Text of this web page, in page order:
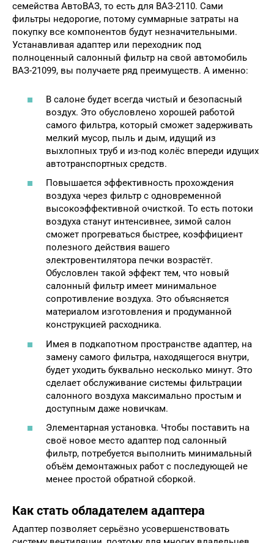
семейства АвтоВАЗ, то есть для ВАЗ-2110. Сами
фильтры недорогие, потому суммарные затраты на
покупку все компонентов будут незначительными.
Устанавливая адаптер или переходник под
полноценный салонный фильтр на свой автомобиль
ВАЗ-21099, вы получаете ряд преимуществ. А именно:
В салоне будет всегда чистый и безопасный
воздух. Это обусловлено хорошей работой
самого фильтра, который сможет задерживать
мелкий мусор, пыль и дым, идущий из
выхлопных труб и из-под колёс впереди идущих
автотранспортных средств.
Повышается эффективность прохождения
воздуха через фильтр с одновременной
высокоэффективной очисткой. То есть потоки
воздуха станут интенсивнее, зимой салон
сможет прогреваться быстрее, коэффициент
полезного действия вашего
электровентилятора печки возрастёт.
Обусловлен такой эффект тем, что новый
салонный фильтр имеет минимальное
сопротивление воздуха. Это объясняется
материалом изготовления и продуманной
конструкцией расходника.
Имея в подкапотном пространстве адаптер, на
замену самого фильтра, находящегося внутри,
будет уходить буквально несколько минут. Это
сделает обслуживание системы фильтрации
салонного воздуха максимально простым и
доступным даже новичкам.
Элементарная установка. Чтобы поставить на
своё новое место адаптер под салонный
фильтр, потребуется выполнить минимальный
объём демонтажных работ с последующей не
менее простой обратной сборкой.
Как стать обладателем адаптера
Адаптер позволяет серьёзно усовершенствовать